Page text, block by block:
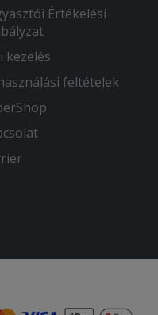
finom
finom ételek.
és meleg volt
ha
plusz sajt feltét
Értékelési
kezelés
feltételek